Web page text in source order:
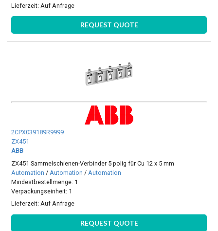
Lieferzeit: Auf Anfrage
REQUEST QUOTE
2CPX039189R9999
ZX451
ABB
ZX451 Sammelschienen-Verbinder 5 polig für Cu 12 x 5 mm
Automation / Automation / Automation
Mindestbestellmenge: 1
Verpackungseinheit: 1
Lieferzeit:Auf Anfrage
REQUEST QUOTE